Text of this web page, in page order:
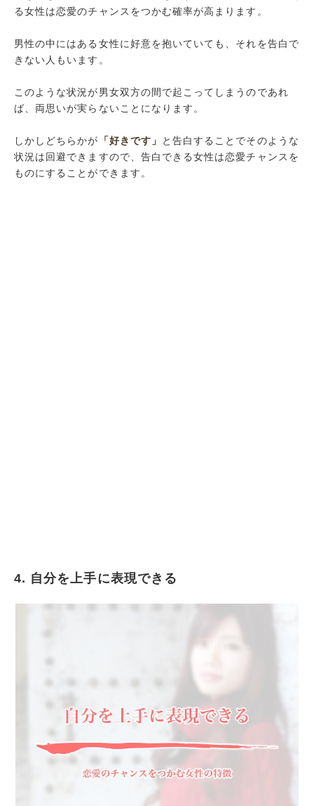
る女性は恋愛のチャンスをつかむ確率が高まります。
男性の中にはある女性に好意を抱いていても、それを告白で
きない人もいます。
このような状況が男女双方の間で起こってしまうのであれ
ば、両思いが実らないことになります。
しかしどちらかが 「好きです」
と告白することでそのような
状況は回避できますので、告白できる女性は恋愛チャンスを
ものにすることができます。
4. 自分を上手に表現できる